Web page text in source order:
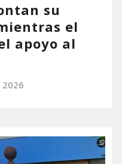
su
el
apoyo al
2026